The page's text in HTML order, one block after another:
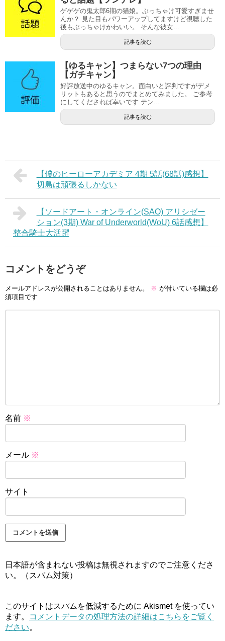
ゲゲゲの鬼太郎6期の猫娘。ぶっちゃけ可愛すぎませ
んか？ 見た目もパワーアップしてますけど視聴した
後もぶっちゃけかわいい。 そんな彼女...
記事を読む
【ゆるキャン】つまらない7つの理由
【ガチキャン】
好評放送中のゆるキャン。面白いと評判ですがデメ
リットもあると思うのでまとめてみました。 ご参考
にしてくだされば幸いです テン...
記事を読む
【僕のヒーローアカデミア 4期 5話(68話)感想】
切島は頑張るしかない
【ソードアート・オンライン(SAO) アリシゼー
ション(3期) War of Underworld(WoU) 6話感想】
整合騎士大活躍
コメントをどうぞ
メールアドレスが公開されることはありません。 ※ が付いている欄は必
須項目です
名前 ※
メール ※
サイト
日本語が含まれない投稿は無視されますのでご注意くださ
い。（スパム対策）
このサイトはスパムを低減するために Akismet を使ってい
ます。
コメントデータの処理方法の詳細はこちらをご覧く
ださい。